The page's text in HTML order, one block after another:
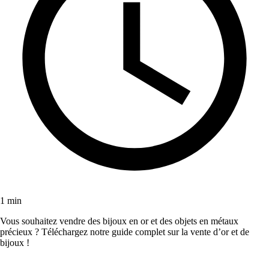
1 min
Vous souhaitez vendre des bijoux en or et des objets en métaux
précieux ? Téléchargez notre guide complet sur la vente d’or et de
bijoux !